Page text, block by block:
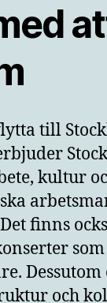
till
kultur
finns
och